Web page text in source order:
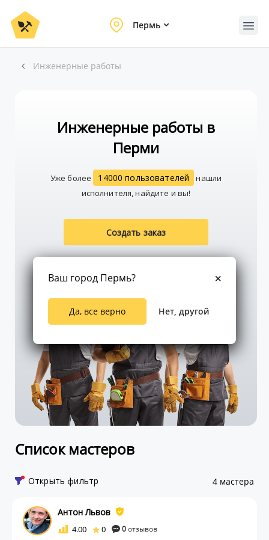
Пермь
Инженерные работы
Инженерные работы в
Перми
Уже более 14000 пользователей
нашли
исполнителя, найдите и вы!
Создать заказ
Список мастеров
Открыть фильтр 4 мастера
Антон Львов
4.00 0 0отзывов
Ваш город Пермь?
Да, все верно Нет, другой